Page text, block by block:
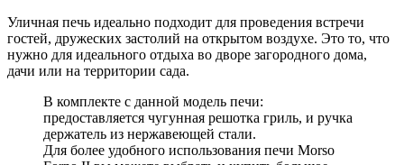
Уличная печь идеально подходит для проведения встречи
гостей, дружеских застолий на открытом воздухе. Это то, что
нужно для идеального отдыха во дворе загородного дома,
дачи или на территории сада.
В комплекте с данной модель печи:
предоставляется чугунная решотка гриль, и ручка
держатель из нержавеющей стали.
Для более удобного использования печи Morso